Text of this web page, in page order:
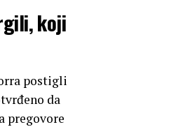
koji
postigli
da
pregovore